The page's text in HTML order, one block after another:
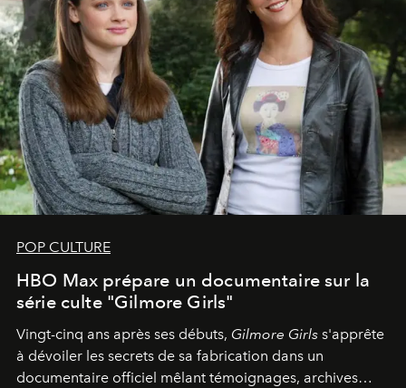
POP CULTURE
HBO Max prépare un documentaire sur la
série culte "Gilmore Girls"
Vingt-cinq ans après ses débuts, Gilmore Girls s'apprête
à dévoiler les secrets de sa fabrication dans un
documentaire officiel mêlant témoignages, archives